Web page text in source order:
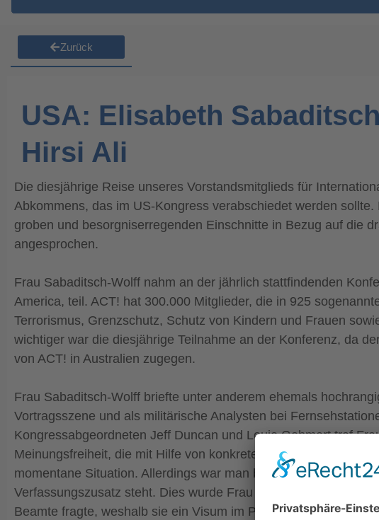
Zurück
USA: Elisabeth
Hirsi Ali
Die diesjährige Reise unseres Vorstandsmitglieds für
Abkommens, das im US-Kongress verabschiedet werden
groben und besorgniserregenden Einschnitte in Bezug auf die
angesprochen.
Frau Sabaditsch-Wolff nahm an der jährlich stattfindenden
America, teil. ACT! hat 300.000 Mitglieder, die in 925
Terrorismus, Grenzschutz, Schutz von Kindern und Frauen
wichtiger war die diesjährige Teilnahme an der Konferenz, da
von ACT! in Australien zugegen.
Frau Sabaditsch-Wolff briefte unter anderem ehemals
Vortragsszene und als militärische Analysten bei
Kongressabgeordneten Jeff Duncan und Louie Gohmert traf
Meinungsfreiheit, die mit Hilfe von konkreten Beispielen
momentane Situation. Allerdings war man besonders besorgt
Verfassungszusatz steht. Dies wurde Frau Sabaditsch-Wolff
Beamte fragte, weshalb sie ein Visum im Pass hatte, da